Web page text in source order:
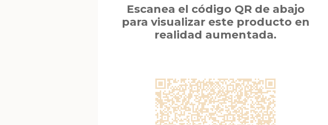
Escanea el código QR de abajo
para visualizar este producto en
realidad aumentada.